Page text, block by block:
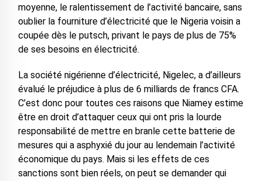
moyenne, le ralentissement de l’activité bancaire, sans
oublier la fourniture d’électricité que le Nigeria voisin a
coupée dès le putsch, privant le pays de plus de 75%
de ses besoins en électricité.
La société nigérienne d’électricité, Nigelec, a d’ailleurs
évalué le préjudice à plus de 6 milliards de francs CFA.
C’est donc pour toutes ces raisons que Niamey estime
être en droit d’attaquer ceux qui ont pris la lourde
responsabilité de mettre en branle cette batterie de
mesures qui a asphyxié du jour au lendemain l’activité
économique du pays. Mais si les effets de ces
sanctions sont bien réels, on peut se demander qui